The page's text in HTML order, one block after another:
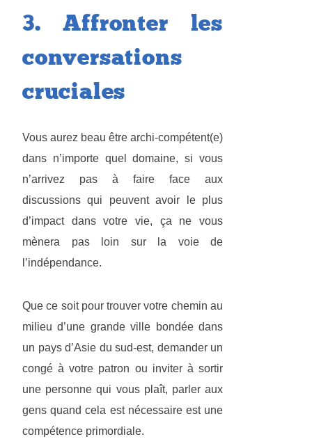
3. Affronter les
conversations
cruciales
Vous aurez beau être archi-compétent(e)
dans n’importe quel domaine, si vous
n’arrivez pas à faire face aux
discussions qui peuvent avoir le plus
d’impact dans votre vie, ça ne vous
mènera pas loin sur la voie de
l’indépendance.
Que ce soit pour trouver votre chemin au
milieu d’une grande ville bondée dans
un pays d’Asie du sud-est, demander un
congé à votre patron ou inviter à sortir
une personne qui vous plaît, parler aux
gens quand cela est nécessaire est une
compétence primordiale.